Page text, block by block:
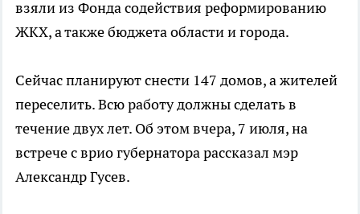
взяли из Фонда содействия реформированию
ЖКХ, а также бюджета области и города.
Сейчас планируют снести 147 домов, а жителей
переселить. Всю работу должны сделать в
течение двух лет. Об этом вчера, 7 июля, на
встрече с врио губернатора рассказал мэр
Александр Гусев.